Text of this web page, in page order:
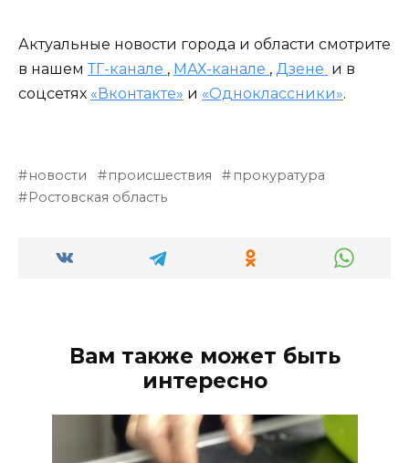
Актуальные новости города и области смотрите
в нашем ТГ-канале , МАХ-канале , Дзене и в
соцсетях «Вконтакте» и «Одноклассники».
новости происшествия
прокуратура
Ростовская область
Вам также может быть
интересно